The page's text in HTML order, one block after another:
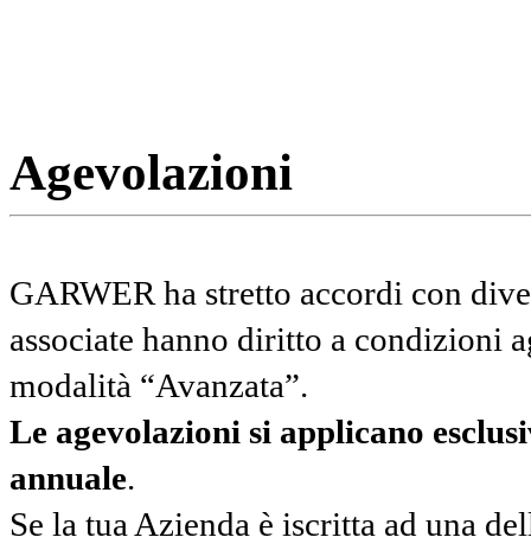
Agevolazioni
GARWER ha stretto accordi con
associate hanno diritto a condizioni
modalità “Avanzata”.
Le agevolazioni si applicano
annuale.
Se la tua Azienda è iscritta ad una